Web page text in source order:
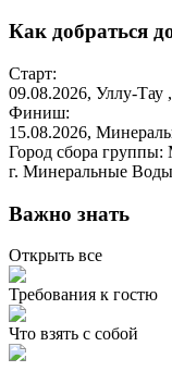
Как добраться
Старт:
09.08.2026, Уллу-Тау
Финиш:
15.08.2026,
Город сбора
г. Минеральные
Важно знать
Открыть все
Требования к гостю
Что взять с собой